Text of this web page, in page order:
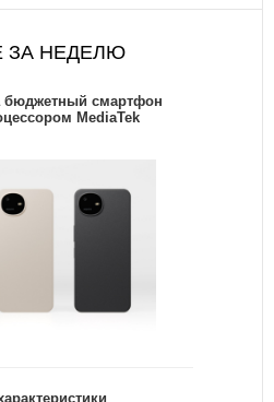
ЗА НЕДЕЛЮ
бюджетный смартфон
MediaTek